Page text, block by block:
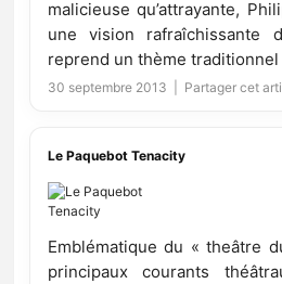
malicieuse qu’attrayante,
une vision rafraîchissante
reprend un thème traditionnel
30 septembre 2013 | Partager cet
Le Paquebot Tenacity
Emblématique du « theâtre
principaux courants